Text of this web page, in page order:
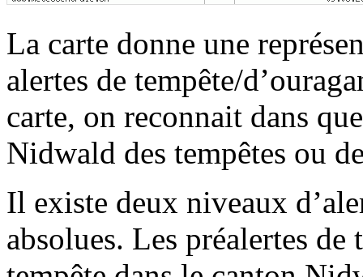
La carte donne une
alertes de tempête/
carte, on reconnait dans
Nidwald des tempêtes ou
Il existe deux niveaux
absolues. Les préalertes de